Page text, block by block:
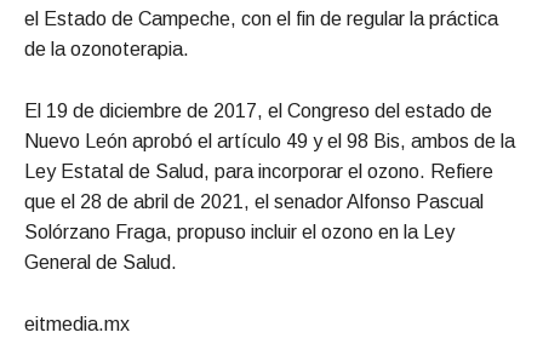
el Estado de Campeche, con el fin de regular la práctica
de la ozonoterapia.
El 19 de diciembre de 2017, el Congreso del estado de
Nuevo León aprobó el artículo 49 y el 98 Bis, ambos de la
Ley Estatal de Salud, para incorporar el ozono. Refiere
que el 28 de abril de 2021, el senador Alfonso Pascual
Solórzano Fraga, propuso incluir el ozono en la Ley
General de Salud.
eitmedia.mx